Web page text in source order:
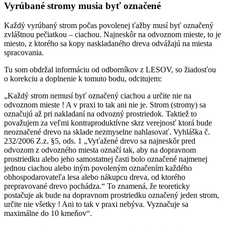
Vyrúbané stromy musia byť označené
Každý vyrúbaný strom počas povolenej ťažby musí byť označený
zvláštnou pečiatkou – ciachou. Najneskôr na odvoznom mieste, to je
miesto, z ktorého sa kopy naskladaného dreva odvážajú na miesta
spracovania.
Tu som obdržal informáciu od odborníkov z LESOV, so žiadosťou
o korekciu a doplnenie k tomuto bodu, odcitujem:
„Každý strom nemusí byť označený ciachou a určite nie na
odvoznom mieste ! A v praxi to tak ani nie je. Strom (stromy) sa
označujú až pri nakladaní na odvozný prostriedok. Taktiež to
považujem za veľmi kontraproduktívne skrz verejnosť ktorá bude
neoznačené drevo na sklade nezmyselne nahlasovať. Vyhláška č.
232/2006 Z.z. §5, ods. 1 „Vyťažené drevo sa najneskôr pred
odvozom z odvozného miesta označí tak, aby na dopravnom
prostriedku alebo jeho samostatnej časti bolo označené najmenej
jednou ciachou alebo iným povoleným označením každého
obhospodarovateľa lesa alebo nákupcu dreva, od ktorého
prepravované drevo pochádza.“ To znamená, že teoreticky
postačuje ak bude na dopravnom prostriedku označený jeden strom,
určite nie všetky ! Ani to tak v praxi nebýva. Vyznačuje sa
maximálne do 10 kmeňov“.